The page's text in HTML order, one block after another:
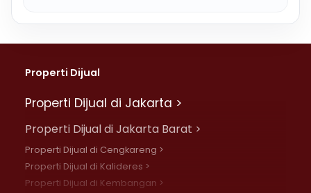
Properti Dijual
Properti Dijual di Jakarta >
Properti Dijual di Jakarta Barat >
Properti Dijual di Cengkareng >
Properti Dijual di Kalideres >
Properti Dijual di Kembangan >